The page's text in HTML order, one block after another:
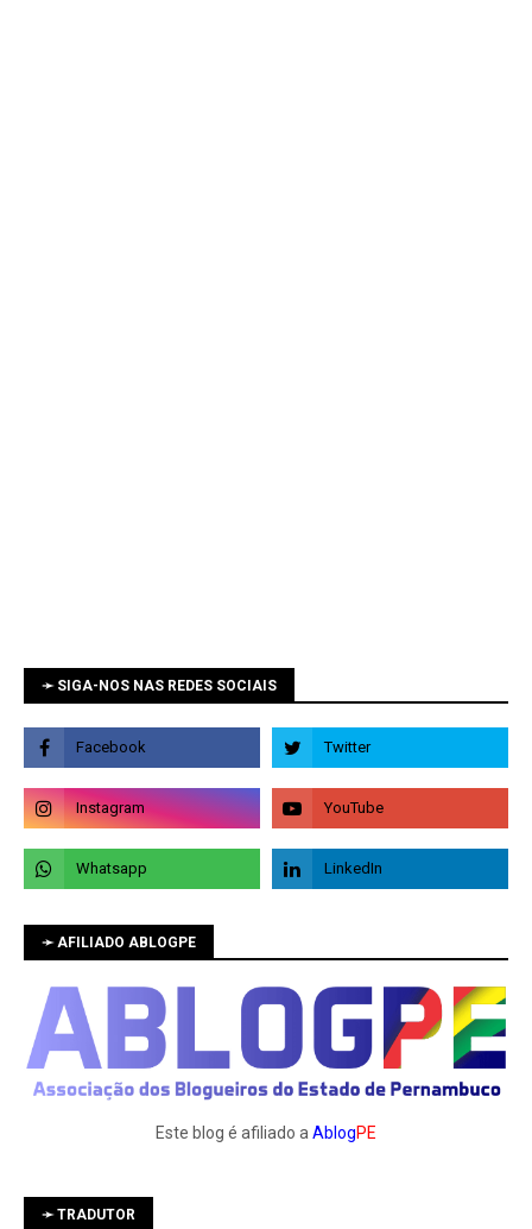
➛ SIGA-NOS NAS REDES SOCIAIS
➛ AFILIADO ABLOGPE
Este blog é afiliado a AblogPE
➛ TRADUTOR